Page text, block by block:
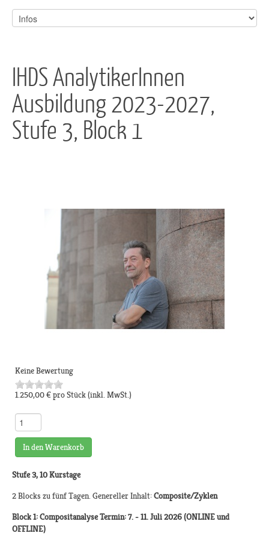
IHDS AnalytikerInnen
Ausbildung 2023-2027,
Stufe 3, Block 1
Keine Bewertung
1.250,00 €pro Stück(inkl. MwSt.)
In den Warenkorb
Stufe 3, 10 Kurstage
2 Blocks zu fünf Tagen. Genereller Inhalt:Composite/Zyklen
Block 1: Compositanalyse Termin: 7. - 11. Juli 2026 (ONLINE und
OFFLINE)